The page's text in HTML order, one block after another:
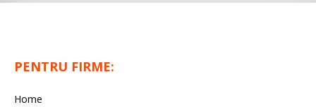
PENTRU FIRME:
Home